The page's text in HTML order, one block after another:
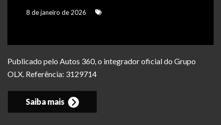
8 de janeiro de 2026
Publicado pelo Autos 360, o integrador oficial do Grupo
OLX. Referência: 3129714
Saiba mais